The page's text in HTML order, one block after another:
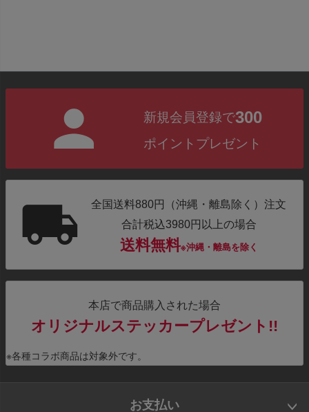
新規会員登録で300
ポイントプレゼント
全国送料880円（沖縄・離島除く）注文
合計税込3980円以上の場合
送料無料※沖縄・離島を除く
本店で商品購入された場合
オリジナルステッカープレゼント!!
※各種コラボ商品は対象外です。
お支払い